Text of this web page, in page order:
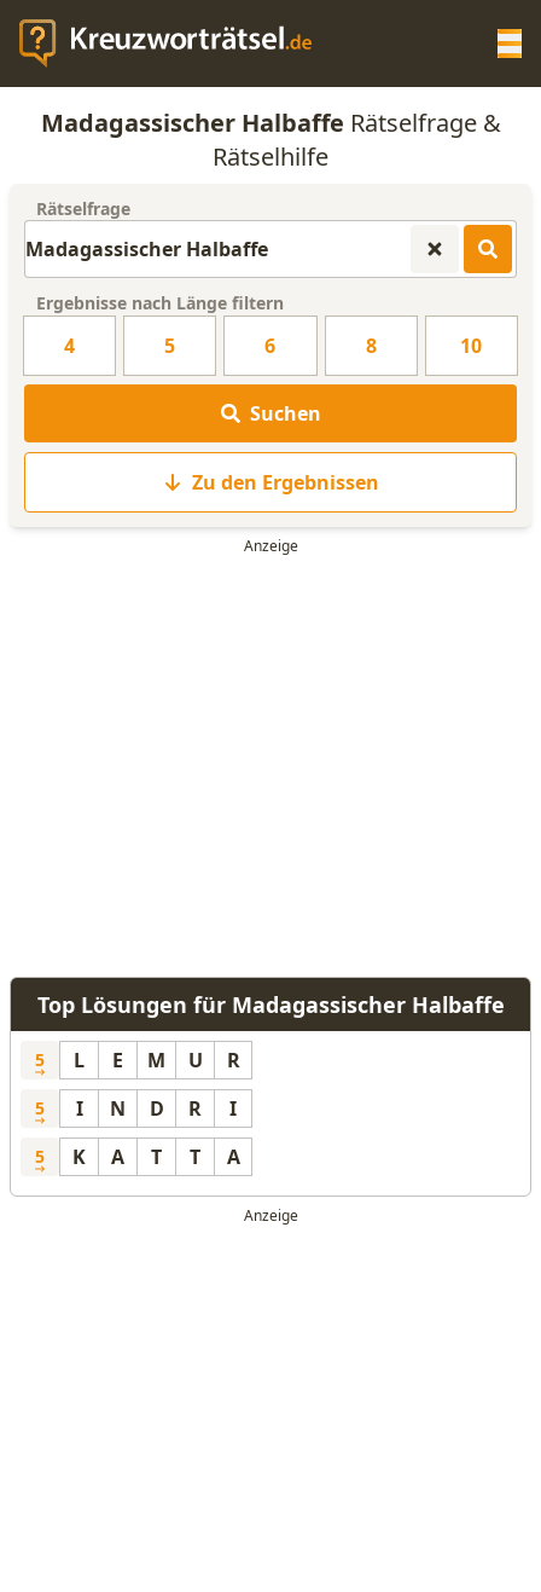
KREUZWORTRÄTSEL-HILFE
ANAGRAMM-GENERATOR
WORTLISTE
Madagassischer Halbaffe Rätselfrage &
Rätselhilfe
Rätselfrage
Ergebnisse nach Länge filtern
4 5 6 8 10
Suchen
Zu den Ergebnissen
Top Lösungen für Madagassischer Halbaffe
5 L E M U R
5 I N D R I
5 K A T T A